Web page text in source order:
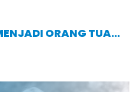
ORANG TUA…